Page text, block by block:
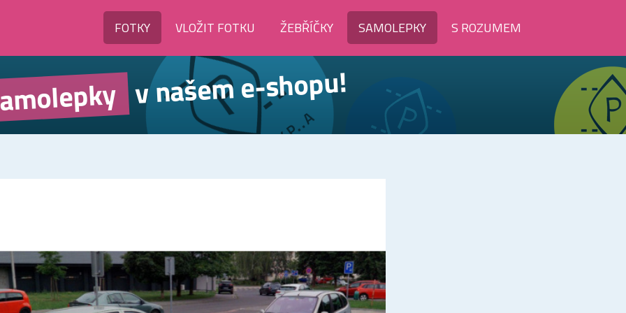
FOTKY VLOŽIT FOTKU ŽEBŘÍČKY SAMOLEPKY S ROZUMEM
v našem e-shopu!